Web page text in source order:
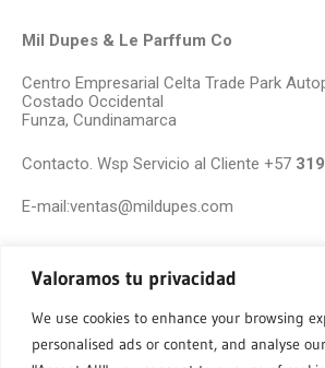
Valoramos tu privacidad
We use cookies to enhance your browsing
personalised ads or content, and analyse
Mil Dupes & Le Parffum Co
Centro Empresarial Celta Trade Park
Costado Occidental
Funza, Cundinamarca
Contacto. Wsp Servicio al Cliente +57
E-mail:ventas@mildupes.com